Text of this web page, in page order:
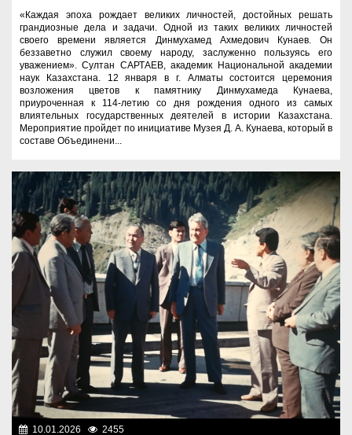
«Каждая эпоха рождает великих личностей, достойных решать
грандиозные дела и задачи. Одной из таких великих личностей
своего времени является Динмухамед Ахмедович Кунаев. Он
беззаветно служил своему народу, заслуженно пользуясь его
уважением». Султан САРТАЕВ, академик Национальной академии
наук Казахстана. 12 января в г. Алматы состоится церемония
возложения цветов к памятнику Динмухамеда Кунаева,
приуроченная к 114-летию со дня рождения одного из самых
влиятельных государственных деятелей в истории Казахстана.
Мероприятие пройдет по инициативе Музея Д. А. Кунаева, который в
составе Объединени...
10.01.2026 2455